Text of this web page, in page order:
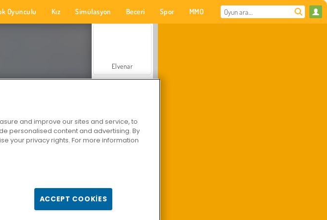
Oyunculu Kız Simülasyon Beceri Spor MMO
Elvenar
and improve our sites and service, to
personalised content and advertising. By
your privacy rights. For more information
ACCEPT COOKIES